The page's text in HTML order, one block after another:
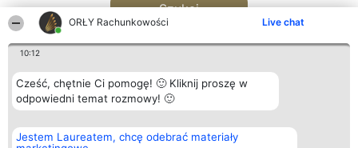
ORŁY Rachunkowości Live chat
10:12
Cześć, chętnie Ci pomogę! 🙂 Kliknij proszę w
odpowiedni temat rozmowy! 🙂
Jestem Laureatem, chcę odebrać materiały
Szukaj
Organizator plebiscytu
Bright Side Solutions sp. z o.
Plebiscyt
Laureaci
Kontakt
Kontakt